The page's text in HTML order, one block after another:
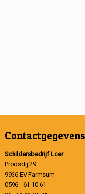
Contactgegevens
Schildersbedrijf Loer
Proosdij 29
9936 EV Farmsum
0596 - 61 10 61